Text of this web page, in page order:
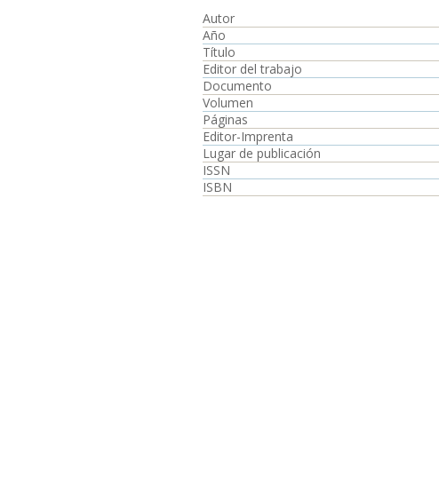
Autor
Año
Título
Editor del trabajo
Documento
Volumen
Páginas
Editor-Imprenta
Lugar de publicación
ISSN
ISBN